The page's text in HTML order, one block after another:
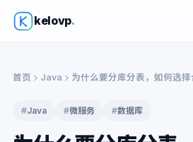
kelovp.
首页 Java 为什么要分库分表，如何选
#Java #微服务 #数据库